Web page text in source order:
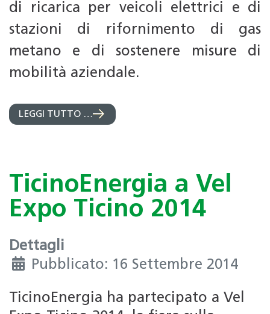
di ricarica per veicoli elettrici e di
stazioni di rifornimento di gas
metano e di sostenere misure di
mobilità aziendale.
LEGGI TUTTO …
TicinoEnergia a Vel
Expo Ticino 2014
Dettagli
Pubblicato: 16 Settembre 2014
TicinoEnergia ha partecipato a Vel